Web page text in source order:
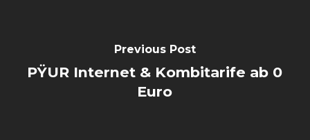
Previous Post
PŸUR Internet & Kombitarife ab 0
Euro